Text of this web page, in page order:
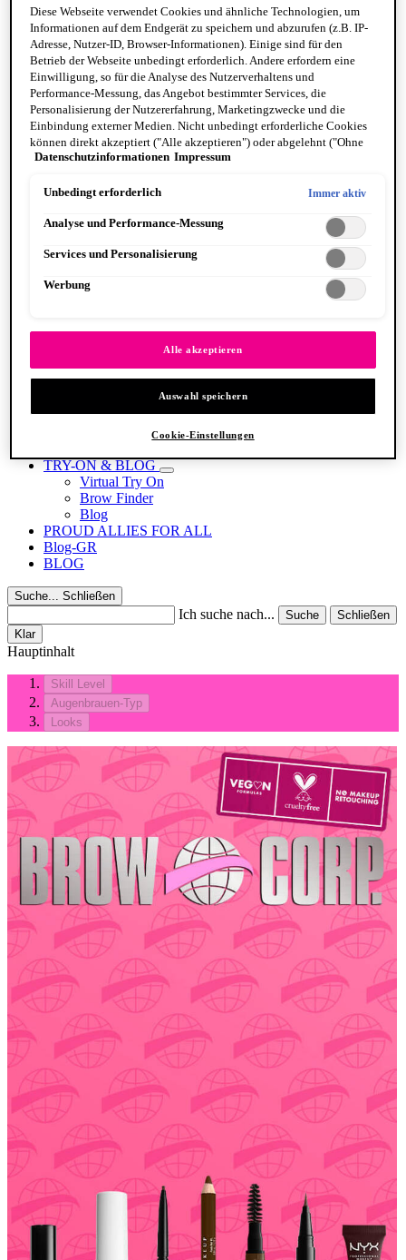
Fat Cheeks
Body Oils
Fragrance
Body Butter + Lotion
Suga Baddie
PINSEL & TOOLS
Alle anzeigen PINSEL & TOOLS
Foundation Pinsel
Lidschatten Pinsel
Glitzer
Makeup Schwämme
TRY-ON & BLOG
Virtual Try On
Brow Finder
Blog
PROUD ALLIES FOR ALL
Blog-GR
BLOG
Suche... Schließen
Ich suche nach... Suche
Schließen
Klar
Hauptinhalt
Skill Level
Augenbrauen-Typ
Looks
Diese Webseite verwendet Cookies und ähnliche Technologien, um
Informationen auf dem Endgerät zu speichern und abzurufen (z.B. IP-
Adresse, Nutzer-ID, Browser-Informationen). Einige sind für den
Betrieb der Webseite unbedingt erforderlich. Andere erfordern eine
Einwilligung, so für die Analyse des Nutzerverhaltens und
Performance-Messung, das Angebot bestimmter Services, die
Personalisierung der Nutzererfahrung, Marketingzwecke und die
Einbindung externer Medien. Nicht unbedingt erforderliche Cookies
können direkt akzeptiert ("Alle akzeptieren") oder abgelehnt ("Ohne
Einwilligung fortfahren") werden. Individuelle Anpassungen der
speichern"). Die Auswahl kann jederzeit unter dem Link "Cookie-
Datenschutzinformationen.
Datenschutzinformationen Impressum
Unbedingt erforderlich Immer aktiv
Analyse und Performance-Messung
Services und Personalisierung
Werbung
Alle akzeptieren
Auswahl speichern
Cookie-Einstellungen